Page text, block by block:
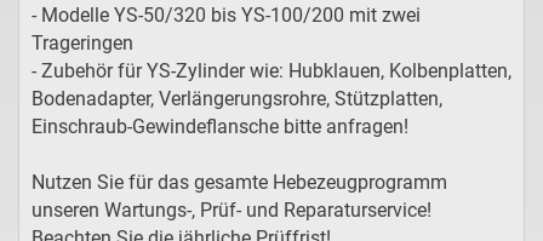
- Modelle YS-50/320 bis YS-100/200 mit zwei
Trageringen
- Zubehör für YS-Zylinder wie: Hubklauen, Kolbenplatten,
Bodenadapter, Verlängerungsrohre, Stützplatten,
Einschraub-Gewindeflansche bitte anfragen!
Nutzen Sie für das gesamte Hebezeugprogramm
unseren Wartungs-, Prüf- und Reparaturservice!